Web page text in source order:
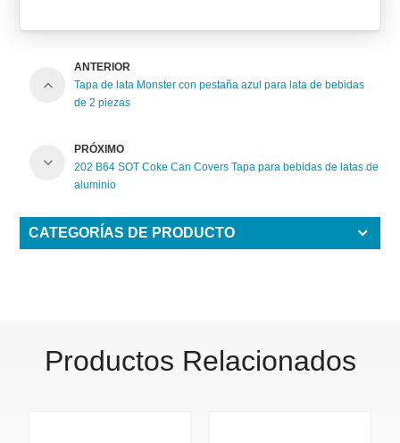
ANTERIOR
Tapa de lata Monster con pestaña azul para lata de bebidas
de 2 piezas
PRÓXIMO
202 B64 SOT Coke Can Covers Tapa para bebidas de latas de
aluminio
CATEGORÍAS DE PRODUCTO
Productos Relacionados